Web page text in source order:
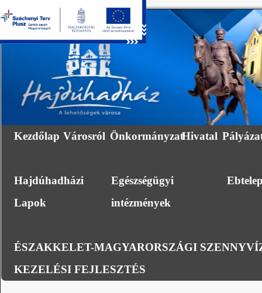
Kezdőlap Városról ÖnkormányzatHivatal
Hajdúhadházi
Lapok
Egészségügyi
intézmények
ÉSZAKKELET-MAGYARORSZÁGI
KEZELÉSI FEJLESZTÉS